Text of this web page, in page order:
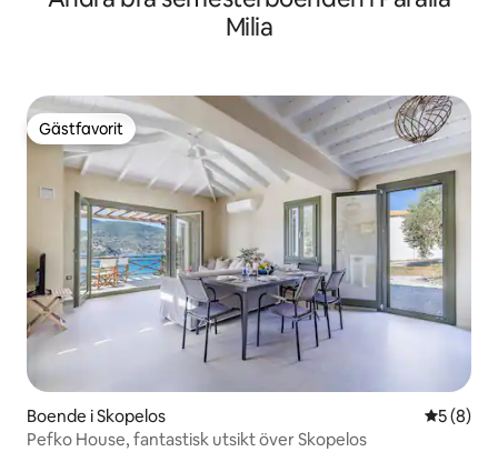
Milia
Gästfavorit
Gästfavorit
Boende i Skopelos 5 av 5 i
5 (8)
Pefko House, fantastisk utsikt över Skopelos